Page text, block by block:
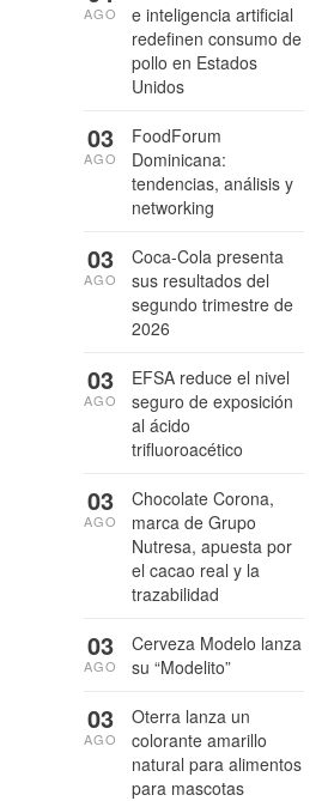
e inteligencia artificial
redefinen consumo de
pollo en Estados
Unidos
AGO
FoodForum
Dominicana:
tendencias, análisis y
networking
03
AGO
Coca-Cola presenta
sus resultados del
segundo trimestre de
2026
03
AGO
EFSA reduce el nivel
seguro de exposición
al ácido
trifluoroacético
03
AGO
Chocolate Corona,
marca de Grupo
Nutresa, apuesta por
el cacao real y la
trazabilidad
03
AGO
Cerveza Modelo lanza
su “Modelito”
03
AGO
Oterra lanza un
colorante amarillo
natural para alimentos
para mascotas
03
AGO